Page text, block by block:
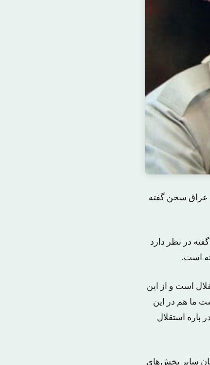
عراق سخن گفته
در نظر دارد
است.
است و از این
ما هم در این
باره استقلال
سایر بخش‌های